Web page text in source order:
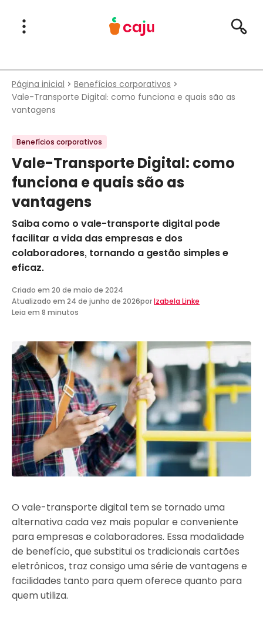
Menu Principal
Abrir Menu
Página inicial
Benefícios corporativos
Vale-Transporte Digital: como funciona e quais são as
vantagens
Benefícios corporativos
Vale-Transporte Digital: como
funciona e quais são as
vantagens
Saiba como o vale-transporte digital pode
facilitar a vida das empresas e dos
colaboradores, tornando a gestão simples e
eficaz.
Criado em 20 de maio de 2024
Atualizado em 24 de junho de 2026porIzabela Linke
Leia em 8 minutos
O vale-transporte digital tem se tornado uma
alternativa cada vez mais popular e conveniente
para empresas e colaboradores. Essa modalidade
de benefício, que substitui os tradicionais cartões
eletrônicos, traz consigo uma série de vantagens e
facilidades tanto para quem oferece quanto para
quem utiliza.